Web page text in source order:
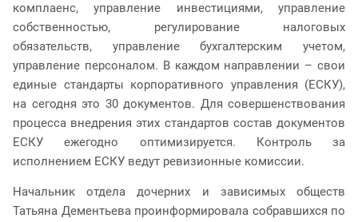
комплаенс, управление инвестициями, управление
собственностью, регулирование налоговых
обязательств, управление бухгалтерским учетом,
управление персоналом. В каждом направлении – свои
единые стандарты корпоративного управления (ЕСКУ),
на сегодня это 30 документов. Для совершенствования
процесса внедрения этих стандартов состав документов
ЕСКУ ежегодно оптимизируется. Контроль за
исполнением ЕСКУ ведут ревизионные комиссии.
Начальник отдела дочерних и зависимых обществ
Татьяна Дементьева проинформировала собравшихся по